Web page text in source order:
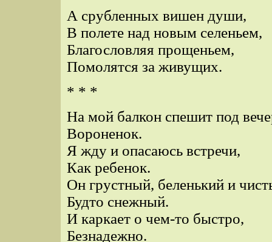
А срубленных вишен души,
В полете над новым селеньем,
Благословляя прощеньем,
Помолятся за живущих.
* * *
На мой балкон спешит под
Вороненок.
Я жду и опасаюсь встречи,
Как ребенок.
Он грустный, беленький и
Будто снежный.
И каркает о чем-то быстро,
Безнадежно.